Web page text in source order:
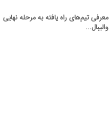
معرفی تیم‌های راه یافته به مرحله نهایی
والیبال...